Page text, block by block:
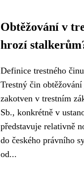
Obtěžování v
hrozí
Definice trestného
Trestný čin
zakotven v trestním
Sb., konkrétně v
představuje relativně
do českého právního
od...